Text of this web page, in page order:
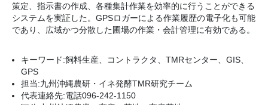
策定、指示書の作成、各種集計作業を効率的に行うことができる
システムを実証した。GPSロガーによる作業履歴の電子化も可能
であり、広域かつ分散した圃場の作業・会計管理に有効である。
キーワード:飼料生産、コントラクタ、TMRセンター、GIS、
GPS
担当:九州沖縄農研・イネ発酵TMR研究チーム
代表連絡先:電話096-242-1150